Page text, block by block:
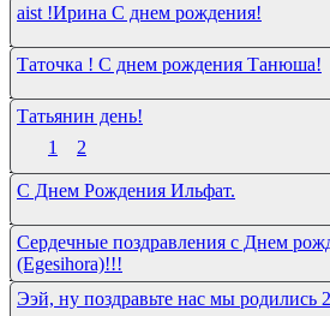
aist !Ирина С днем рождения!
Таточка ! С днем рождения Танюша!
Татьянин день!
1
2
С Днем Рождения Ильфат.
Сердечные поздравления с Днем
(Egesihora)!!!
Ээй, ну поздравьте нас мы родились